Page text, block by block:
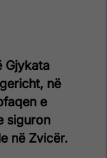
Gjykata
në
e
siguron
në Zvicër.